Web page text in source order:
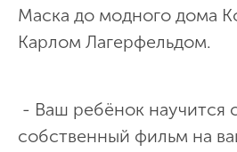
Маска до модного дома
Карлом Лагерфельдом.
- Ваш ребёнок научится
собственный фильм на